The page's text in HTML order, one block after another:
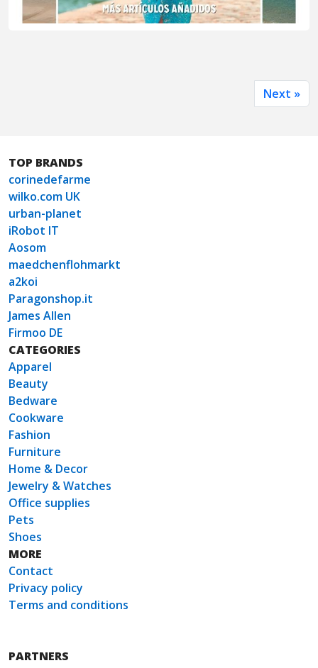
Next »
TOP BRANDS
corinedefarme
wilko.com UK
urban-planet
iRobot IT
Aosom
maedchenflohmarkt
a2koi
Paragonshop.it
James Allen
Firmoo DE
CATEGORIES
Apparel
Beauty
Bedware
Cookware
Fashion
Furniture
Home & Decor
Jewelry & Watches
Office supplies
Pets
Shoes
MORE
Contact
Privacy policy
Terms and conditions
PARTNERS